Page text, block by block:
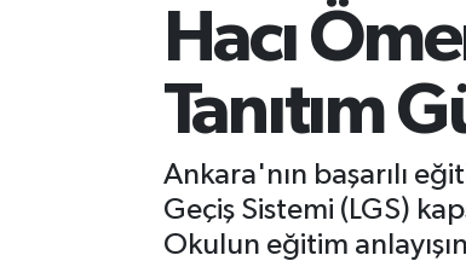
Hacı
Tanıtım
Ankara'nın başarılı
Geçiş Sistemi (LGS)
Okulun eğitim